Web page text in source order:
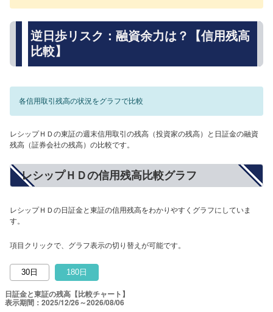
逆日歩リスク：融資余力は？【信用残高
比較】
各信用取引残高の状況をグラフで比較
レシップＨＤの東証の週末信用取引の残高（投資家の残高）と日証金の融資
残高（証券会社の残高）の比較です。
レシップＨＤの信用残高比較グラフ
レシップＨＤの日証金と東証の信用残高をわかりやすくグラフにしていま
す。
項目クリックで、グラフ表示の切り替えが可能です。
30日 180日